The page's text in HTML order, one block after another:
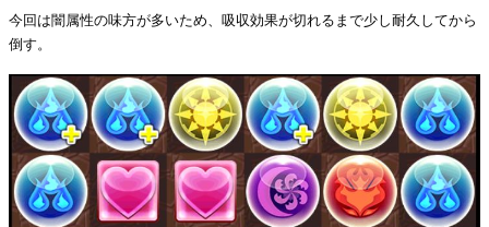
今回は闇属性の味方が多いため、吸収効果が切れるまで少し耐久してから
倒す。